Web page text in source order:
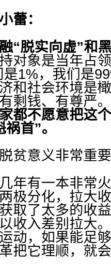
蕾：
脱实向虚”和黑
对象是当年占
是1%，我们是
和社会环境是
剩钱、有尊严
都不愿意把这
首”。
贫意义非常重
有一本非常火
极分化，拉大
取了太多的收
收入差别拉大
动，如果能足
把它理顺，就